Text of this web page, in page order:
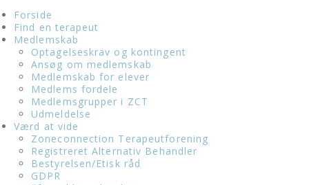
Forside
Find en terapeut
Medlemskab
Optagelseskrav og kontingent
Ansøg om medlemskab
Medlemskab for elever
Medlems fordele
Medlemsgrupper i ZCT
Udmeldelse
Værd at vide
Zoneconnection Terapeutforening
Registreret Alternativ Behandler
Bestyrelsen/Etisk råd
GDPR